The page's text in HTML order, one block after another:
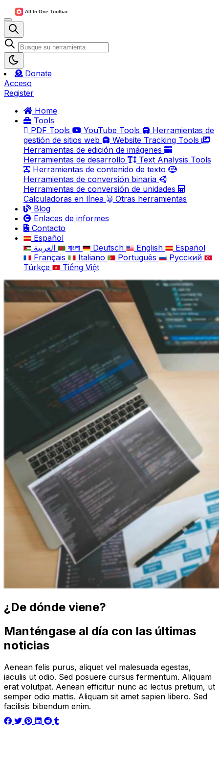
Donate
Acceso
Register
Home
Tools
PDF Tools
YouTube Tools
Herramientas de
gestión de sitios web
Website Tracking Tools
Herramientas de edición de imágenes
Herramientas de desarrollo
Text Analysis Tools
Herramientas de contenido de texto
Herramientas de conversión binaria
Herramientas de conversión de unidades
Calculadoras en línea
Otras herramientas
Blog
Enlaces de informes
Contacto
Español
বাংলা Deutsch English
Español
Français
Italiano Português
Русский
Türkçe
Tiếng Việt
¿De dónde viene?
Manténgase al día con las últimas
noticias
Aenean felis purus, aliquet vel malesuada egestas,
iaculis ut odio. Sed posuere cursus fermentum. Aliquam
erat volutpat. Aenean efficitur nunc ac lectus pretium, ut
semper odio mattis. Aliquam sit amet sapien libero. Sed
facilisis bibendum enim.